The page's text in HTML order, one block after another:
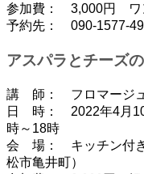
参加費： 3,000円 ワ
予約先： 090-1577-
アスパラとチーズ
講 師： フロマージ
日 時： 2022年4月
時～18時
会 場： キッチン付き
松市亀井町）